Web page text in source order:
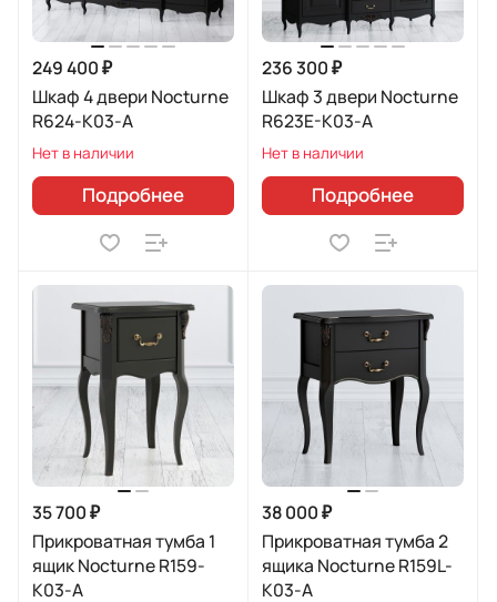
249 400 ₽
Шкаф 4 двери Nocturne
R624-K03-A
Нет в наличии
Подробнее
236 300 ₽
Шкаф 3 двери Nocturne
R623E-K03-A
Нет в наличии
Подробнее
35 700 ₽
Прикроватная тумба 1
ящик Nocturne R159-
K03-A
38 000 ₽
Прикроватная тумба 2
ящика Nocturne R159L-
K03-A